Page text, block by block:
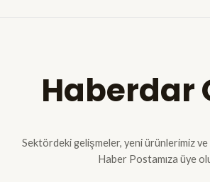
Haberdar
Sektördeki gelişmeler, yeni ürünlerimiz
Haber Postamıza üye